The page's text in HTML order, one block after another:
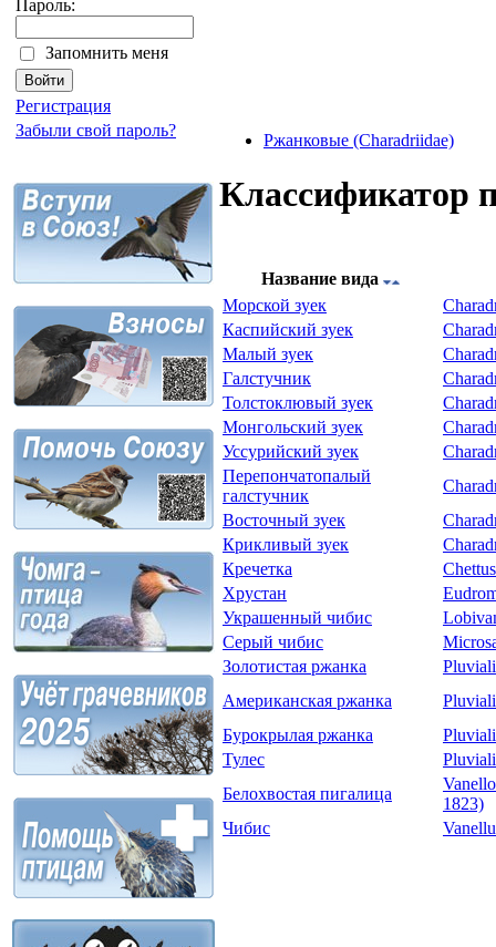
Пароль:
Запомнить меня
Регистрация
Забыли свой пароль?
Ржанковые (Charadriidae)
Классификатор
Название вида
Морской зуек
Каспийский зуек
Малый зуек
Галстучник
Толстоклювый зуек
Монгольский зуек
Уссурийский зуек
Перепончатопалый
галстучник
Восточный зуек
Крикливый зуек
Кречетка
Хрустан
Украшенный чибис
Серый чибис
Золотистая ржанка
Американская ржанка
Бурокрылая ржанка
Тулес
Белохвостая пигалица
1823)
Чибис